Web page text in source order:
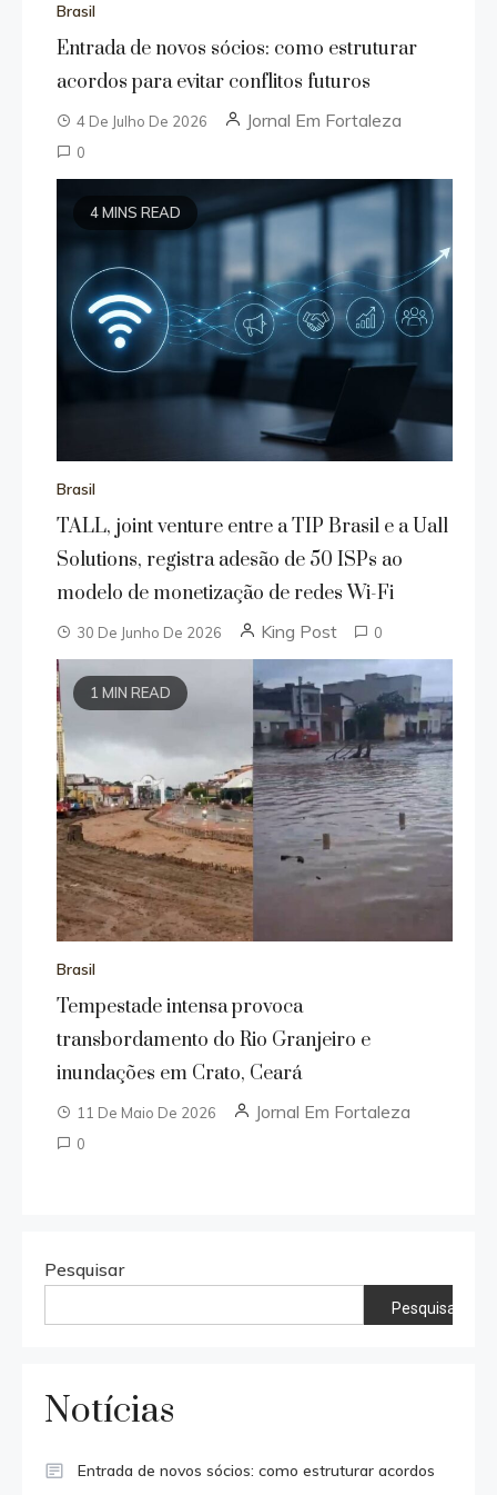
Brasil
Entrada de novos sócios: como estruturar
acordos para evitar conflitos futuros
4 De Julho De 2026 Jornal Em Fortaleza
0
4 MINS READ
Brasil
TALL, joint venture entre a TIP Brasil e a Uall
Solutions, registra adesão de 50 ISPs ao
modelo de monetização de redes Wi-Fi
30 De Junho De 2026 King Post 0
1 MIN READ
Brasil
Tempestade intensa provoca
transbordamento do Rio Granjeiro e
inundações em Crato, Ceará
11 De Maio De 2026 Jornal Em Fortaleza
0
Pesquisar
Pesquisar
Notícias
Entrada de novos sócios: como estruturar acordos